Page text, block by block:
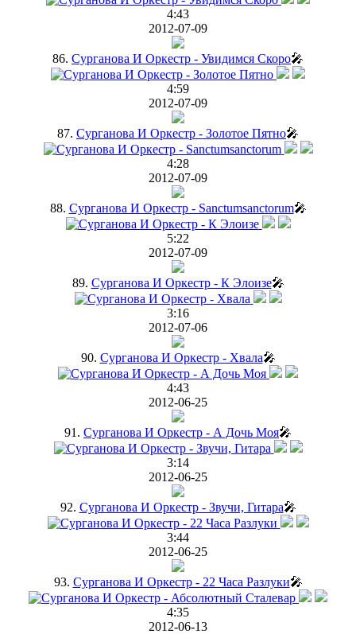
4:43
2012-07-09
86. Сурганова И Оркестр - Увидимся Скоро🎤
4:59
2012-07-09
87. Сурганова И Оркестр - Золотое Пятно🎤
4:28
2012-07-09
88. Сурганова И Оркестр - Sanctumsanctorum🎤
5:22
2012-07-09
89. Сурганова И Оркестр - К Элоизе🎤
3:16
2012-07-06
90. Сурганова И Оркестр - Хвала🎤
4:43
2012-06-25
91. Сурганова И Оркестр - А Дочь Моя🎤
3:14
2012-06-25
92. Сурганова И Оркестр - Звучи, Гитара🎤
3:44
2012-06-25
93. Сурганова И Оркестр - 22 Часа Разлуки🎤
4:35
2012-06-13